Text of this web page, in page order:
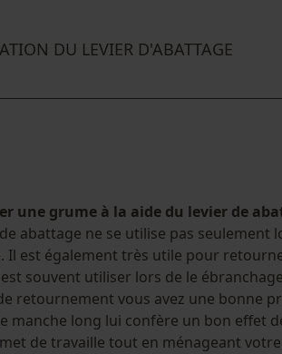
DU LEVIER D'ABATTAGE
une grume à la aide du levier de
abattage ne se utilise pas seulement
Il est également très utile pour
souvent utiliser lors de le
retournement vous avez une bonne
manche long lui confère un bon effet
de travaille tout en ménageant